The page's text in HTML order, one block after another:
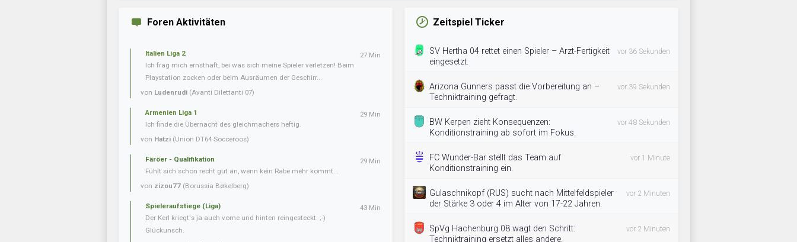
Foren Aktivitäten
Italien Liga 2
Ich frag mich ernsthaft, bei was sich meine Spieler verletzen! Beim
Playstation zocken oder beim Ausräumen der Geschirr...
von Ludenrudi (Avanti Dilettanti 07)
27 Min
Armenien Liga 1
Ich finde die Übernacht des gleichmachers heftig.
von Hatzi (Union DT64 Socceroos)
29 Min
Färöer - Qualifikation
Fühlt sich schon recht gut an, wenn kein Rabe mehr kommt...
von zizou77 (Borussia Bøkelberg)
29 Min
Spieleraufstiege (Liga)
Der Kerl kriegt's ja auch vorne und hinten reingesteckt. ;-)
Glückunsch.
43 Min
Zeitspiel Ticker
SV Hertha 04 rettet einen Spieler – Arzt-Fertigkeit
eingesetzt.
vor 36 Sekunden
Arizona Gunners passt die Vorbereitung an –
Techniktraining gefragt.
vor 39 Sekunden
BW Kerpen zieht Konsequenzen:
Konditionstraining ab sofort im Fokus.
vor 48 Sekunden
FC Wunder-Bar stellt das Team auf
Konditionstraining ein.
vor 1 Minute
Gulaschnikopf (RUS) sucht nach Mittelfeldspieler
der Stärke 3 oder 4 im Alter von 17-22 Jahren.
vor 2 Minuten
SpVg Hachenburg 08 wagt den Schritt:
Techniktraining ersetzt alles andere.
vor 2 Minuten